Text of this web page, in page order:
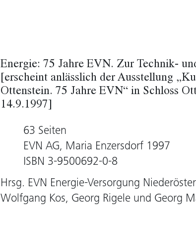
Energie: 75 Jahre EVN. Zur Technik-
[erscheint anlässlich der Ausstellung
Ottenstein. 75 Jahre EVN“ in Schloss
14.9.1997]
63 Seiten
EVN AG, Maria Enzersdorf 1997
ISBN 3-9500692-0-8
Hrsg. EVN Energie-Versorgung
Wolfgang Kos, Georg Rigele und Georg